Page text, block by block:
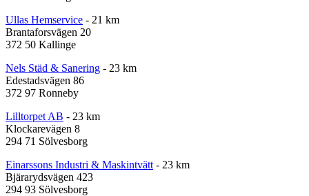
Ullas Hemservice - 21 km
Brantaforsvägen 20
372 50 Kallinge
Nels Städ & Sanering - 23 km
Edestadsvägen 86
372 97 Ronneby
Lilltorpet AB - 23 km
Klockarevägen 8
294 71 Sölvesborg
Einarssons Industri & Maskintvätt - 23 km
Bjärarydsvägen 423
294 93 Sölvesborg